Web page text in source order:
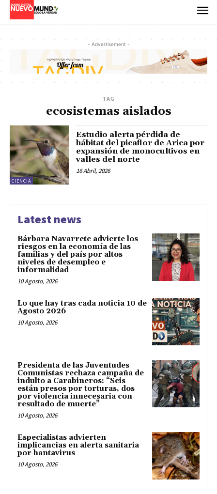
- Advertisement -
TAG
ecosistemas aislados
CIENCIA
Estudio alerta pérdida de
hábitat del picaflor de Arica por
expansión de monocultivos en
valles del norte
16 Abril, 2026
Latest news
Bárbara Navarrete advierte los
riesgos en la economía de las
familias y del país por altos
niveles de desempleo e
informalidad
10 Agosto, 2026
Lo que hay tras cada noticia 10 de
Agosto 2026
10 Agosto, 2026
Presidenta de las Juventudes
Comunistas rechaza campaña de
indulto a Carabineros: “Seis
están presos por torturas, dos
por violencia innecesaria con
resultado de muerte”
10 Agosto, 2026
Especialistas advierten
implicancias en alerta sanitaria
por hantavirus
10 Agosto, 2026